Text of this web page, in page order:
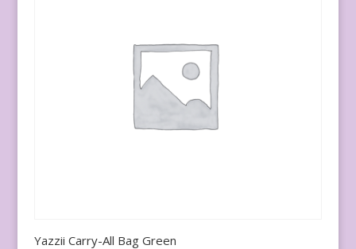
Yazzii Carry-All Bag Green